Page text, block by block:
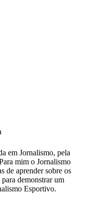
em Jornalismo, pela
mim o Jornalismo
de aprender sobre os
demonstrar um
Esportivo.